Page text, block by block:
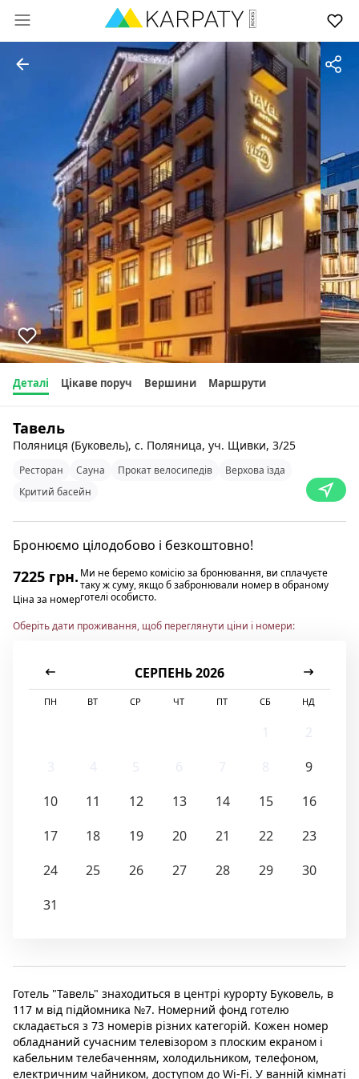
Деталі Цікаве поруч Вершини Маршрути
Тавель
Поляниця (Буковель), с. Поляница, уч. Щивки, 3/25
Ресторан Сауна Прокат велосипедів
Верхова їзда
Критий басейн
Бронюємо цілодобово і безкоштовно!
7225 грн.
Ціна за номер
Ми не беремо комісію за бронювання, ви сплачуєте
таку ж суму, якщо б забронювали номер в обраному
готелі особисто.
Оберіть дати проживання, щоб переглянути ціни і номери:
СЕРПЕНЬ 2026
ПН ВТ СР ЧТ ПТ СБ НД
9
10
11 12 13 14 15
16
17
18 19 20 21 22
23
24
25 26 27 28 29
30
31
Готель "Тавель" знаходиться в центрі курорту Буковель, в
117 м від підйомника №7. Номерний фонд готелю
складається з 73 номерів різних категорій. Кожен номер
обладнаний сучасним телевізором з плоским екраном і
кабельним телебаченням, холодильником, телефоном,
електричним чайником, доступом до Wi-Fi. У ванній кімнаті